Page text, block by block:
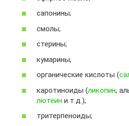
сапонины;
смолы;
стерины;
кумарины;
органические кислоты (
каротиноиды (ликопин,
лютеин и т.д.);
тритерпеноиды;